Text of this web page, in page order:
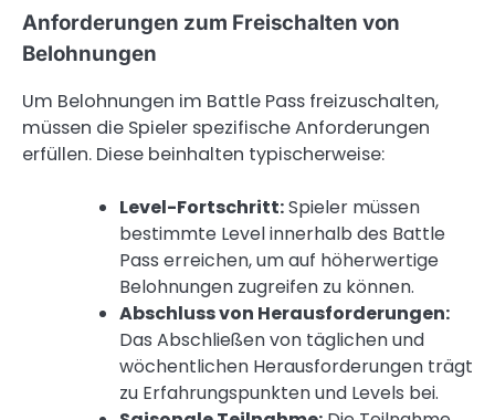
Anforderungen zum Freischalten von
Belohnungen
Um Belohnungen im Battle Pass freizuschalten,
müssen die Spieler spezifische Anforderungen
erfüllen. Diese beinhalten typischerweise:
Level-Fortschritt:Spieler müssen
bestimmte Level innerhalb des Battle
Pass erreichen, um auf höherwertige
Belohnungen zugreifen zu können.
Abschluss von Herausforderungen:
Das Abschließen von täglichen und
wöchentlichen Herausforderungen trägt
zu Erfahrungspunkten und Levels bei.